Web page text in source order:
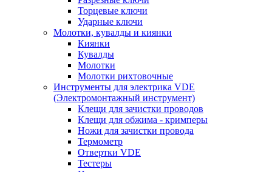
Торцевые ключи
Ударные ключи
Молотки, кувалды и киянки
Киянки
Кувалды
Молотки
Молотки рихтовочные
Инструменты для электрика VDE
(Электромонтажный инструмент)
Клещи для зачистки проводов
Клещи для обжима - кримперы
Ножи для зачистки провода
Термометр
Отвертки VDE
Тестеры